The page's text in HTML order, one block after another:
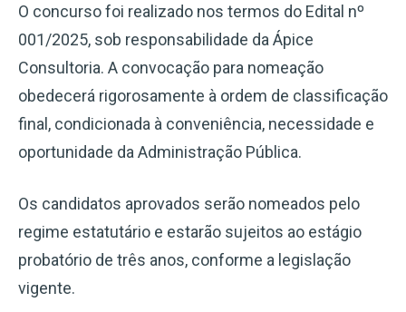
O concurso foi realizado nos termos do Edital nº
001/2025, sob responsabilidade da Ápice
Consultoria. A convocação para nomeação
obedecerá rigorosamente à ordem de classificação
final, condicionada à conveniência, necessidade e
oportunidade da Administração Pública.
Os candidatos aprovados serão nomeados pelo
regime estatutário e estarão sujeitos ao estágio
probatório de três anos, conforme a legislação
vigente.